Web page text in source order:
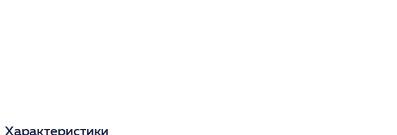
Характеристики